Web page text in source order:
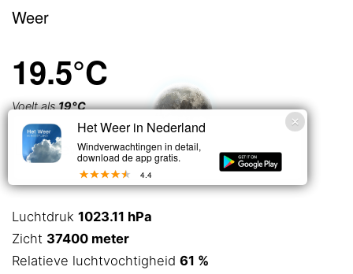
Weer
19.5°C
Voelt als19°C
Licht bewolkt
Luchtdruk 1023.11 hPa
Zicht 37400 meter
Relatieve luchtvochtigheid 61 %
Het Weer in Nederland
Windverwachtingen in detail,
download de app gratis.
4.4